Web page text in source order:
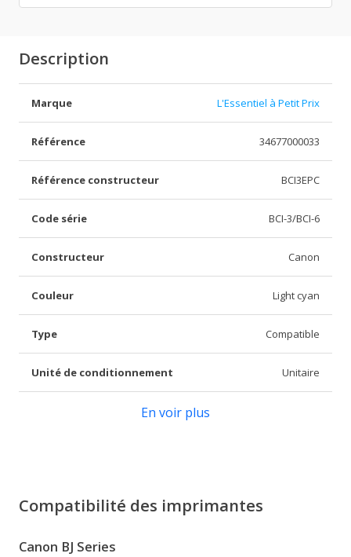
Description
Marque L'Essentiel à Petit Prix
Référence 34677000033
Référence constructeur BCI3EPC
Code série BCI-3/BCI-6
Constructeur Canon
Couleur Light cyan
Type Compatible
Unité de conditionnement Unitaire
En voir plus
Compatibilité des imprimantes
Canon BJ Series